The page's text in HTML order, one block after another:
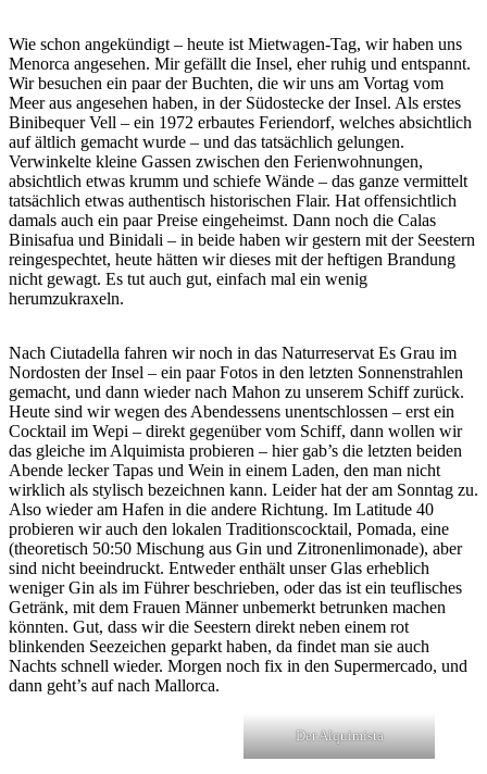
Wie schon angekündigt – heute ist Mietwagen-Tag, wir haben uns
Menorca angesehen. Mir gefällt die Insel, eher ruhig und entspannt.
Wir besuchen ein paar der Buchten, die wir uns am Vortag vom
Meer aus angesehen haben, in der Südostecke der Insel. Als erstes
Binibequer Vell – ein 1972 erbautes Feriendorf, welches absichtlich
auf ältlich gemacht wurde – und das tatsächlich gelungen.
Verwinkelte kleine Gassen zwischen den Ferienwohnungen,
absichtlich etwas krumm und schiefe Wände – das ganze vermittelt
tatsächlich etwas authentisch historischen Flair. Hat offensichtlich
damals auch ein paar Preise eingeheimst. Dann noch die Calas
Binisafua und Binidali – in beide haben wir gestern mit der Seestern
reingespechtet, heute hätten wir dieses mit der heftigen Brandung
nicht gewagt. Es tut auch gut, einfach mal ein wenig
herumzukraxeln.
Nach Ciutadella fahren wir noch in das Naturreservat Es Grau im
Nordosten der Insel – ein paar Fotos in den letzten Sonnenstrahlen
gemacht, und dann wieder nach Mahon zu unserem Schiff zurück.
Heute sind wir wegen des Abendessens unentschlossen – erst ein
Cocktail im Wepi – direkt gegenüber vom Schiff, dann wollen wir
das gleiche im Alquimista probieren – hier gab’s die letzten beiden
Abende lecker Tapas und Wein in einem Laden, den man nicht
wirklich als stylisch bezeichnen kann. Leider hat der am Sonntag zu.
Also wieder am Hafen in die andere Richtung. Im Latitude 40
probieren wir auch den lokalen Traditionscocktail, Pomada, eine
(theoretisch 50:50 Mischung aus Gin und Zitronenlimonade), aber
sind nicht beeindruckt. Entweder enthält unser Glas erheblich
weniger Gin als im Führer beschrieben, oder das ist ein teuflisches
Getränk, mit dem Frauen Männer unbemerkt betrunken machen
könnten. Gut, dass wir die Seestern direkt neben einem rot
blinkenden Seezeichen geparkt haben, da findet man sie auch
Nachts schnell wieder. Morgen noch fix in den Supermercado, und
dann geht’s auf nach Mallorca.
Der Alquimista